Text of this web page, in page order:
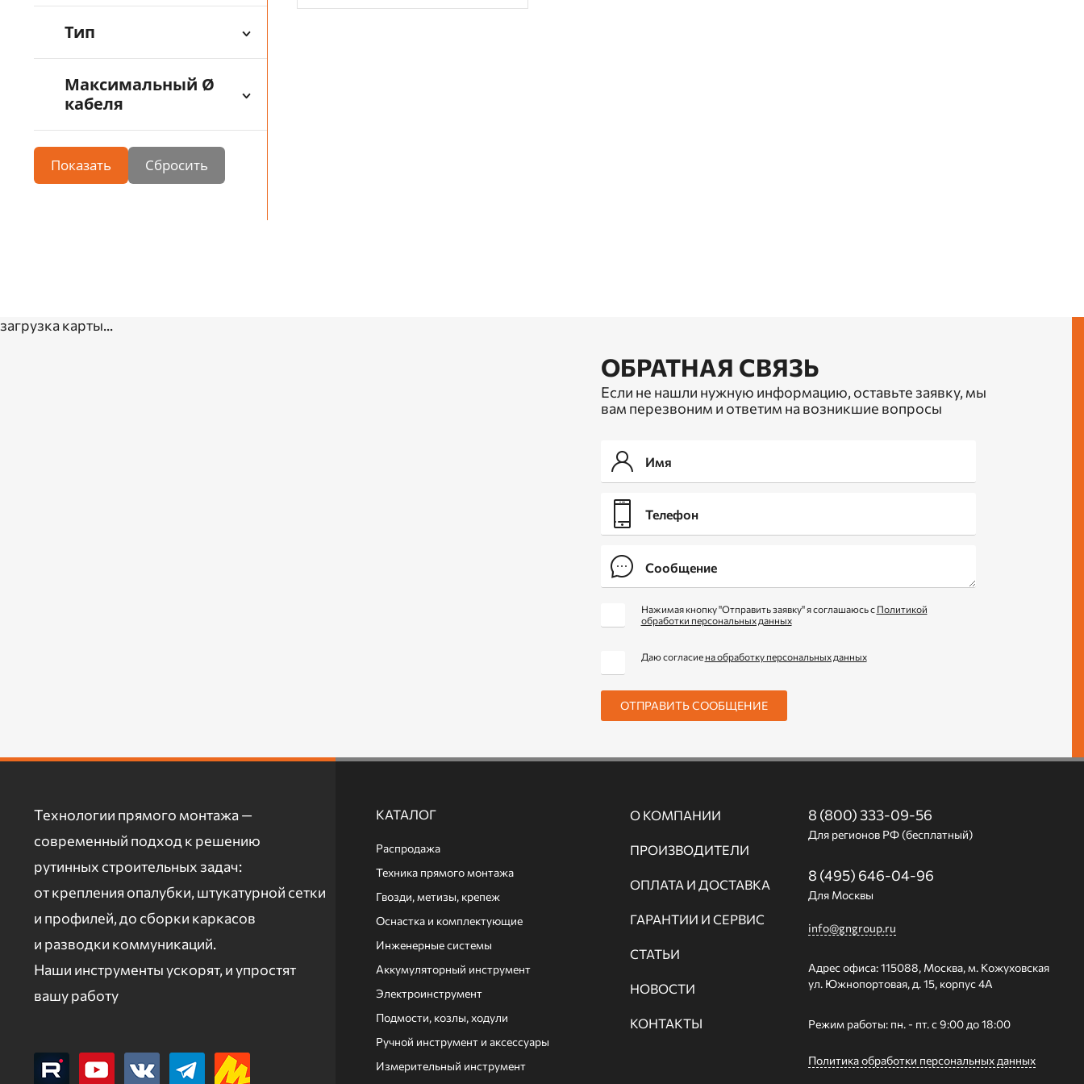
Тип
Максимальный Ø
кабеля
Показать
загрузка карты...
ОБРАТНАЯ СВЯЗЬ
Если не нашли нужную информацию, оставьте заявку, мы
вам перезвоним и ответим на возникшие вопросы
Нажимая кнопку "Отправить заявку" я соглашаюсь с Политикой
обработки персональных данных
Даю согласие на обработку персональных данных
ОТПРАВИТЬ СООБЩЕНИЕ
Технологии прямого монтажа —
современный подход к решению
рутинных строительных задач:
от крепления опалубки, штукатурной сетки
и профилей, до сборки каркасов
и разводки коммуникаций.
Наши инструменты ускорят, и упростят
вашу работу
КАТАЛОГ
Распродажа
Техника прямого монтажа
Гвозди, метизы, крепеж
Оснастка и комплектующие
Инженерные системы
Аккумуляторный инструмент
Электроинструмент
Подмости, козлы, ходули
Ручной инcтрумент и аксессуары
Измерительный инструмент
О КОМПАНИИ
ПРОИЗВОДИТЕЛИ
ОПЛАТА И ДОСТАВКА
ГАРАНТИИ И СЕРВИС
СТАТЬИ
НОВОСТИ
КОНТАКТЫ
8 (800) 333-09-56
Для регионов РФ (бесплатный)
8 (495) 646-04-96
Для Москвы
info@gngroup.ru
Адрес офиса: 115088, Москва, м. Кожуховская
ул. Южнопортовая, д. 15, корпус 4А
Режим работы: пн. - пт. с 9:00 до 18:00
Политика обработки персональных данных